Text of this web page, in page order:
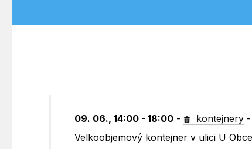
09. 06., 14:00 - 18:00 - kontejnery
Velkoobjemový kontejner v ulici U Obce